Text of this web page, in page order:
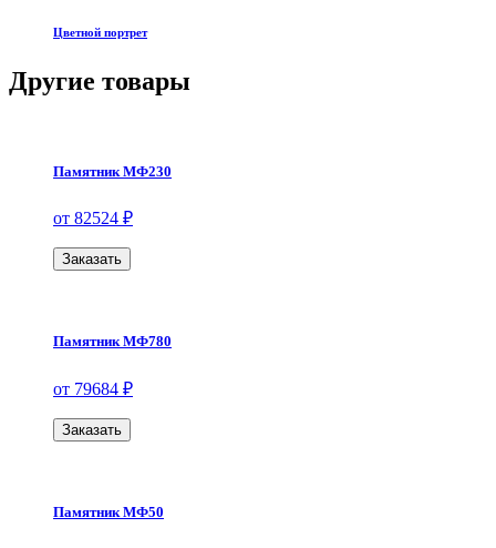
Цветной портрет
Другие товары
Памятник МФ230
от 82524 ₽
Заказать
Памятник МФ780
от 79684 ₽
Заказать
Памятник МФ50